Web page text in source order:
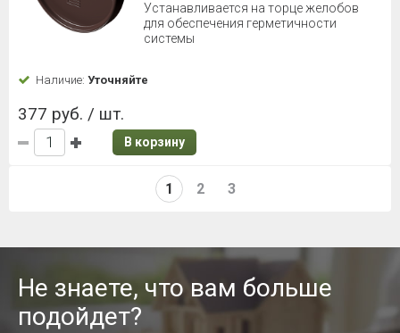
Устанавливается на торце желобов
для обеспечения герметичности
системы
Наличие: Уточняйте
377 руб. / шт.
В корзину
1 2 3
Не знаете, что вам больше
подойдет?